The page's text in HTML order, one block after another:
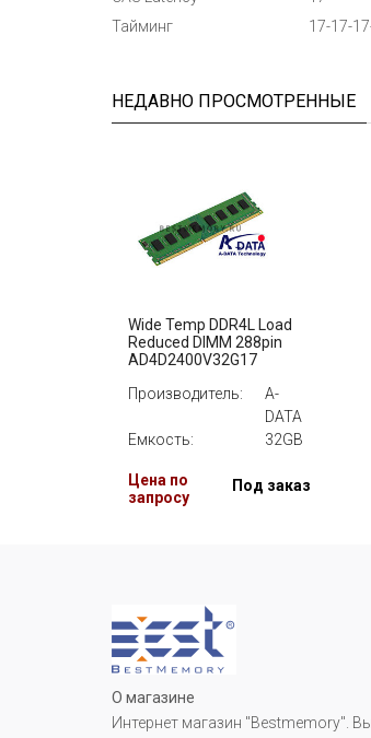
Тайминг
17-17-
НЕДАВНО ПРОСМОТРЕННЫЕ
Wide Temp DDR4L Load
Reduced DIMM 288pin
AD4D2400V32G17
Производитель:
A-
DATA
Емкость:
32GB
Цена по
запросу
Под заказ
О магазине
Интернет магазин "Bestmemory". Вы